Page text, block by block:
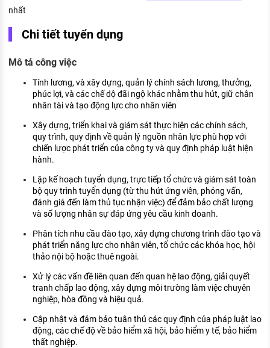
Chính sách lao động
KHÁM PHÁ NGHỀ NGHIỆP
Tử vi nghề nghiệp
Kỹ năng nghề nghiệp
HƯỚNG NGHIỆP VIỆC LÀM
Đặc trưng từng nghề
Xu hướng việc làm
XÂY DỰNG VÀ PHÁT TRIỂN ĐỘI NGŨ
NHÂN SỰ
TUYỂN DỤNG VIỆC LÀM
nhất
Chi tiết tuyển dụng
Mô tả công việc
Tính lương, và xây dựng, quản lý chính sách lương, thưởng,
phúc lợi, và các chế dộ đãi ngộ khác nhằm thu hút, giữ chân
nhân tài và tạo động lực cho nhân viên
Xây dựng, triển khai và giám sát thực hiện các chính sách,
quy trình, quy định về quản lý nguồn nhân lực phù hợp với
chiến lược phát triển của công ty và quy định pháp luật hiện
hành.
Lập kế hoạch tuyển dụng, trực tiếp tổ chức và giám sát toàn
bộ quy trình tuyển dụng (từ thu hút ứng viên, phỏng vấn,
đánh giá đến làm thủ tục nhận việc) để đảm bảo chất lượng
và số lượng nhân sự đáp ứng yêu cầu kinh doanh.
Phân tích nhu cầu đào tạo, xây dựng chương trình đào tạo và
phát triển năng lực cho nhân viên, tổ chức các khóa học, hội
thảo nội bộ hoặc thuê ngoài.
Xử lý các vấn đề liên quan đến quan hệ lao động, giải quyết
tranh chấp lao động, xây dựng môi trường làm việc chuyên
nghiệp, hòa đồng và hiệu quả.
Cập nhật và đảm bảo tuân thủ các quy định của pháp luật lao
động, các chế độ về bảo hiểm xã hội, bảo hiểm y tế, bảo hiểm
thất nghiệp.